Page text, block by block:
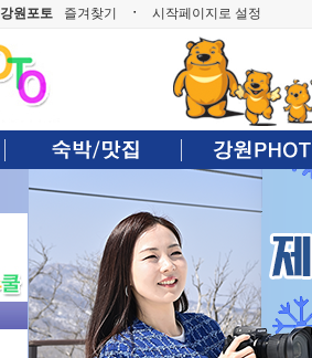
강원포토 즐겨찾기 ㆍ 시작페이지로 설정